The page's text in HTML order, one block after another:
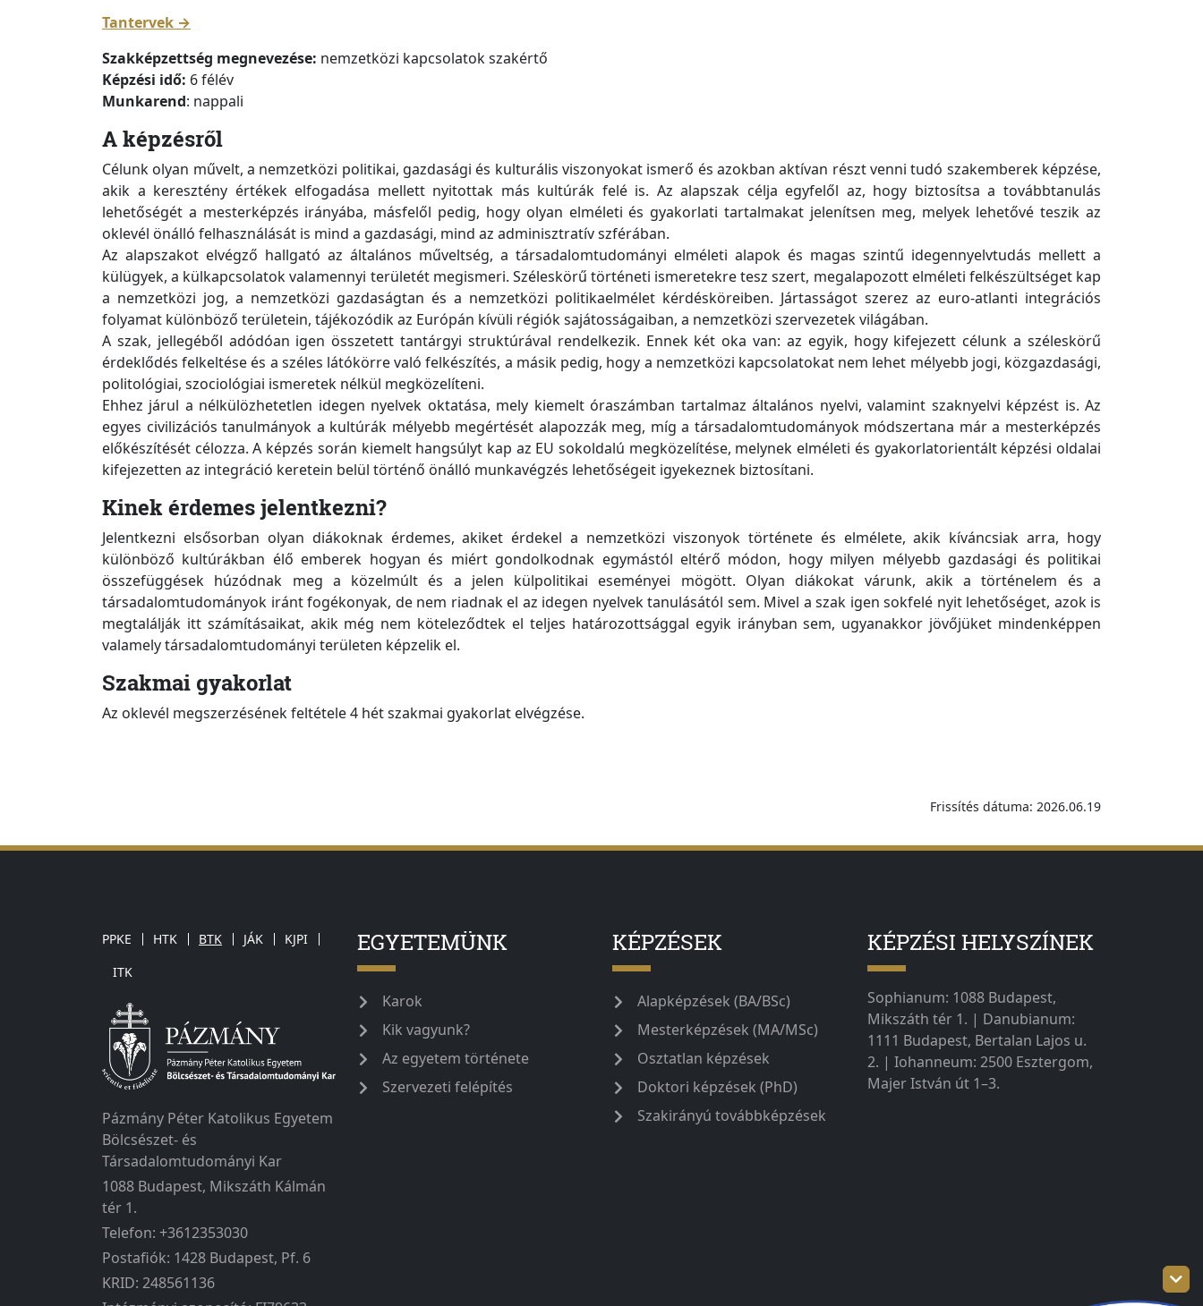
Tantervek →
Szakképzettség megnevezése: nemzetközi kapcsolatok szakértő
Képzési idő: 6 félév
Munkarend: nappali
A képzésről
Célunk olyan művelt, a nemzetközi politikai, gazdasági és kulturális viszonyokat ismerő és azokban aktívan részt venni tudó szakemberek képzése,
akik a keresztény értékek elfogadása mellett nyitottak más kultúrák felé is. Az alapszak célja egyfelől az, hogy biztosítsa a továbbtanulás
lehetőségét a mesterképzés irányába, másfelől pedig, hogy olyan elméleti és gyakorlati tartalmakat jelenítsen meg, melyek lehetővé teszik az
oklevél önálló felhasználását is mind a gazdasági, mind az adminisztratív szférában.
Az alapszakot elvégző hallgató az általános műveltség, a társadalomtudományi elméleti alapok és magas szintű idegennyelvtudás mellett a
külügyek, a külkapcsolatok valamennyi területét megismeri. Széleskörű történeti ismeretekre tesz szert, megalapozott elméleti felkészültséget kap
a nemzetközi jog, a nemzetközi gazdaságtan és a nemzetközi politikaelmélet kérdésköreiben. Jártasságot szerez az euro-atlanti integrációs
folyamat különböző területein, tájékozódik az Európán kívüli régiók sajátosságaiban, a nemzetközi szervezetek világában.
A szak, jellegéből adódóan igen összetett tantárgyi struktúrával rendelkezik. Ennek két oka van: az egyik, hogy kifejezett célunk a széleskörű
érdeklődés felkeltése és a széles látókörre való felkészítés, a másik pedig, hogy a nemzetközi kapcsolatokat nem lehet mélyebb jogi, közgazdasági,
politológiai, szociológiai ismeretek nélkül megközelíteni.
Ehhez járul a nélkülözhetetlen idegen nyelvek oktatása, mely kiemelt óraszámban tartalmaz általános nyelvi, valamint szaknyelvi képzést is. Az
egyes civilizációs tanulmányok a kultúrák mélyebb megértését alapozzák meg, míg a társadalomtudományok módszertana már a mesterképzés
előkészítését célozza. A képzés során kiemelt hangsúlyt kap az EU sokoldalú megközelítése, melynek elméleti és gyakorlatorientált képzési oldalai
kifejezetten az integráció keretein belül történő önálló munkavégzés lehetőségeit igyekeznek biztosítani.
Kinek érdemes jelentkezni?
Jelentkezni elsősorban olyan diákoknak érdemes, akiket érdekel a nemzetközi viszonyok története és elmélete, akik kíváncsiak arra, hogy
különböző kultúrákban élő emberek hogyan és miért gondolkodnak egymástól eltérő módon, hogy milyen mélyebb gazdasági és politikai
összefüggések húzódnak meg a közelmúlt és a jelen külpolitikai eseményei mögött. Olyan diákokat várunk, akik a történelem és a
társadalomtudományok iránt fogékonyak, de nem riadnak el az idegen nyelvek tanulásától sem. Mivel a szak igen sokfelé nyit lehetőséget, azok is
megtalálják itt számításaikat, akik még nem köteleződtek el teljes határozottsággal egyik irányban sem, ugyanakkor jövőjüket mindenképpen
valamely társadalomtudományi területen képzelik el.
Szakmai gyakorlat
Az oklevél megszerzésének feltétele 4 hét szakmai gyakorlat elvégzése.
Frissítés dátuma: 2026.06.19
PPKE HTK BTK JÁK
KJPI
ITK
Pázmány Péter Katolikus Egyetem
Bölcsészet- és
Társadalomtudományi Kar
1088 Budapest, Mikszáth Kálmán
tér 1.
Telefon: +3612353030
Postafiók: 1428 Budapest, Pf. 6
KRID: 248561136
EGYETEMÜNK
Karok
Kik vagyunk?
Az egyetem története
Szervezeti felépítés
KÉPZÉSEK
Alapképzések (BA/BSc)
Mesterképzések (MA/MSc)
Osztatlan képzések
Doktori képzések (PhD)
Szakirányú továbbképzések
KÉPZÉSI HELYSZÍNEK
Sophianum: 1088 Budapest,
Mikszáth tér 1. | Danubianum:
1111 Budapest, Bertalan Lajos u.
2. | Iohanneum: 2500 Esztergom,
Majer István út 1–3.